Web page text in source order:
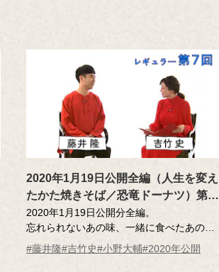
2020年1月19日公開全編（人生を変え
たかた焼きそば／恐竜ドーナツ）第7
回
2020年1月19日公開分全編。
忘れられないあの味、一緒に食べたあの
人･･･そんな「おいしい記憶」をつづるエッ
セーを読んだ調査員が、記憶さん（エッセ
#藤井隆#吉竹史#小野大輔#2020年公開